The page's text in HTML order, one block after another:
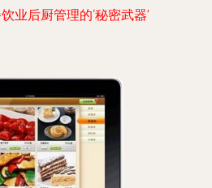
业后厨管理的‘秘密武器’